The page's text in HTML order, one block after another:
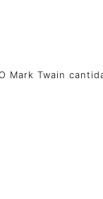
Mark Twain